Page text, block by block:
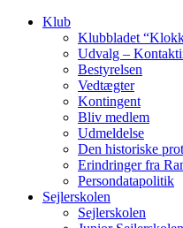
Klub
Klubbladet
Udvalg –
Bestyrelsen
Vedtægter
Kontingent
Bliv medlem
Udmeldelse
Den historiske
Erindringer fra
Persondatapolitik
Sejlerskolen
Sejlerskolen